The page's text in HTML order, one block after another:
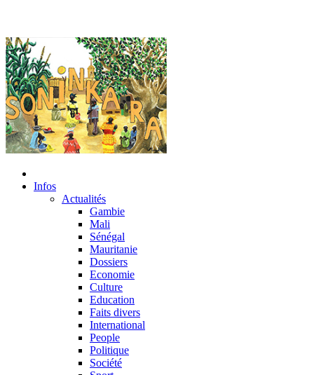
Infos
Actualités
Gambie
Mali
Sénégal
Mauritanie
Dossiers
Economie
Culture
Education
Faits divers
International
People
Politique
Société